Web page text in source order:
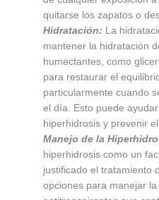
quitarse los zapatos o
Hidratación:
La
mantener la hidratación
humectantes, como
para restaurar el
particularmente cuando
el día. Esto puede
hiperhidrosis y prevenir
Manejo de la
hiperhidrosis como un
justificado el tratamiento
opciones para manejar